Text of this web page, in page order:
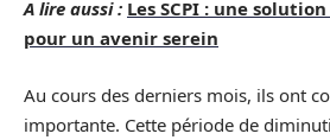
A lire aussi : Les SCPI : une
pour un avenir serein
Au cours des derniers mois, ils ont
importante. Cette période de